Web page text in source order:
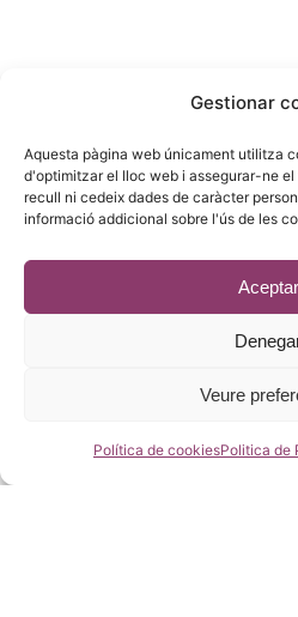
Gestionar
Aquesta pàgina web únicament utilitza
d'optimitzar el lloc web i assegurar-ne
recull ni cedeix dades de caràcter
informació addicional sobre l'ús de les
Aceptar
Veure
Política de cookiesPolitica de
08028 Barcelona
93 215 14 13
© 2023 -